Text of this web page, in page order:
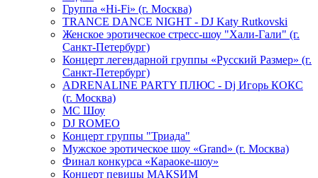
Группа «Hi-Fi» (г. Москва)
TRANCE DANCE NIGHT - DJ Katy Rutkovski
Женское эротическое стресс-шоу "Хали-Гали" (г.
Санкт-Петербург)
Концерт легендарной группы «Русский Размер» (г.
Санкт-Петербург)
ADRENALINE PARTY ПЛЮС - Dj Игорь КОКС
(г. Москва)
MC Шоу
DJ ROMEO
Концерт группы "Триада"
Мужское эротическое шоу «Grand» (г. Москва)
Финал конкурса «Караоке-шоу»
Концерт певицы МАКSИМ